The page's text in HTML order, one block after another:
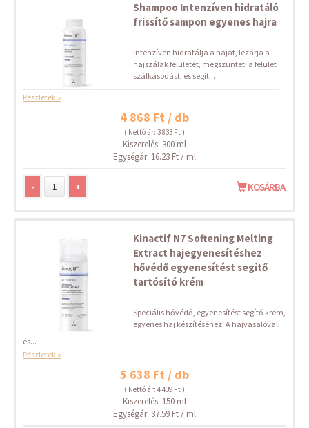
Shampoo Intenzíven hidratáló
frissítő sampon egyenes hajra
Intenzíven hidratálja a hajat, lezárja a
hajszálak felületét, megszünteti a felület
szálkásodást, és segít...
Részletek »
4 868 Ft / db
( Nettó ár: 3 833 Ft )
Kiszerelés: 300 ml
Egységár: 16.23 Ft / ml
- + KOSÁRBA
Kinactif N7 Softening Melting
Extract hajegyenesítéshez
hővédő egyenesítést segítő
tartósító krém
Speciális hővédő, egyenesítést segítő krém,
egyenes haj készítéséhez. A hajvasalóval,
és...
Részletek »
5 638 Ft / db
( Nettó ár: 4 439 Ft )
Kiszerelés: 150 ml
Egységár: 37.59 Ft / ml